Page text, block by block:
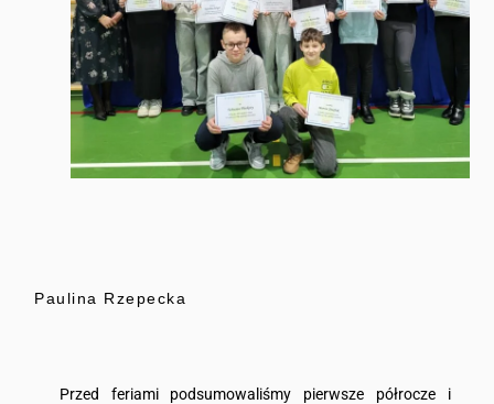
Paulina Rzepecka
Przed feriami podsumowaliśmy pierwsze półrocze i